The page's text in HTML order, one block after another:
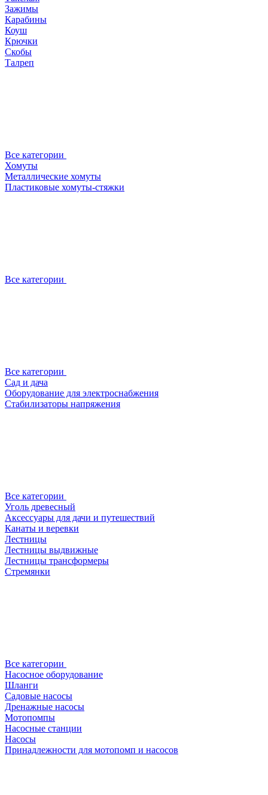
Зажимы
Карабины
Коуш
Крючки
Скобы
Талреп
Все категории
Хомуты
Металлические хомуты
Пластиковые хомуты-стяжки
Все категории
Все категории
Сад и дача
Оборудование для электроснабжения
Стабилизаторы напряжения
Все категории
Уголь древесный
Аксессуары для дачи и путешествий
Канаты и веревки
Лестницы
Лестницы выдвижные
Лестницы трансформеры
Стремянки
Все категории
Насосное оборудование
Шланги
Садовые насосы
Дренажные насосы
Мотопомпы
Насосные станции
Насосы
Принадлежности для мотопомп и насосов